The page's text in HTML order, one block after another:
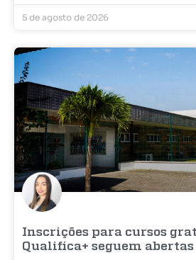
5 de agosto de 2026
Inscrições para cursos
Qualifica+ seguem abertas